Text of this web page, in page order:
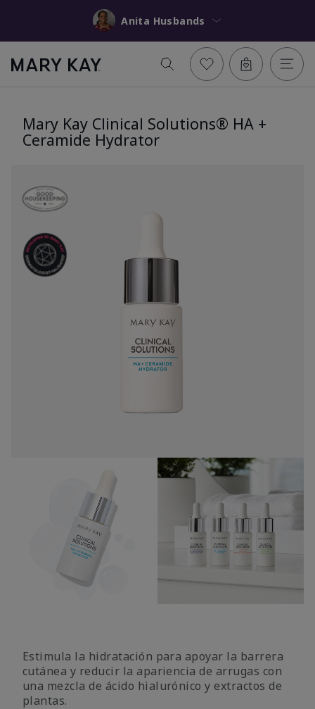
Anita Husbands
Mary Kay Clinical Solutions® HA +
Ceramide Hydrator
Estimula la hidratación para apoyar la barrera
cutánea y reducir la apariencia de arrugas con
una mezcla de ácido hialurónico y extractos de
plantas.